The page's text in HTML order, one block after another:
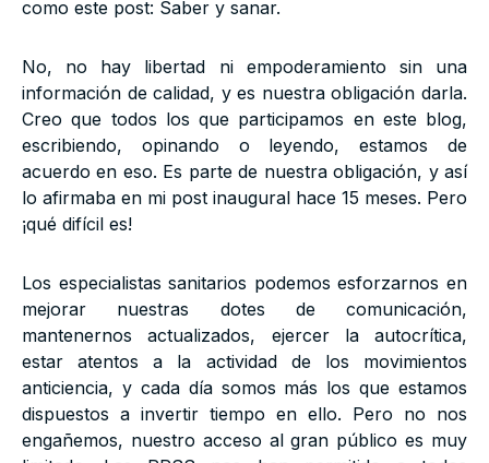
como este post: Saber y sanar.
No, no hay libertad ni empoderamiento sin una
información de calidad, y es nuestra obligación darla.
Creo que todos los que participamos en este blog,
escribiendo, opinando o leyendo, estamos de
acuerdo en eso. Es parte de nuestra obligación, y así
lo afirmaba en mi post inaugural hace 15 meses. Pero
¡qué difícil es!
Los especialistas sanitarios podemos esforzarnos en
mejorar nuestras dotes de comunicación,
mantenernos actualizados, ejercer la autocrítica,
estar atentos a la actividad de los movimientos
anticiencia, y cada día somos más los que estamos
dispuestos a invertir tiempo en ello. Pero no nos
engañemos, nuestro acceso al gran público es muy